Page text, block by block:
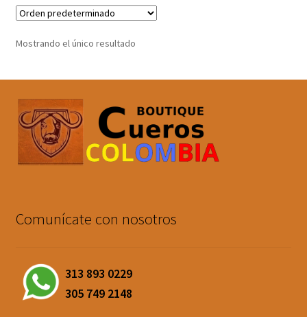
Mostrando el único resultado
Comunícate con nosotros
313 893 0229
305 749 2148